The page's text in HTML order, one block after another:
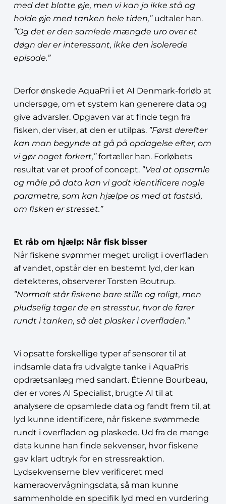
med det blotte øje, men vi kan jo ikke stå og
holde øje med tanken hele tiden,”udtaler han.
”Og det er den samlede mængde uro over et
døgn der er interessant, ikke den isolerede
episode.”
Derfor ønskede AquaPri i et AI Denmark-forløb at
undersøge, om et system kan generere data og
give advarsler. Opgaven var at finde tegn fra
fisken, der viser, at den er utilpas. ”Først derefter
kan man begynde at gå på opdagelse efter, om
vi gør noget forkert,”fortæller han. Forløbets
resultat var et proof of concept. ”Ved at opsamle
og måle på data kan vi godt identificere nogle
parametre, som kan hjælpe os med at fastslå,
om fisken er stresset.”
Et råb om hjælp: Når fisk bisser
Når fiskene svømmer meget uroligt i overfladen
af vandet, opstår der en bestemt lyd, der kan
detekteres, observerer Torsten Boutrup.
”Normalt står fiskene bare stille og roligt, men
pludselig tager de en stresstur, hvor de farer
rundt i tanken, så det plasker i overfladen.”
Vi opsatte forskellige typer af sensorer til at
indsamle data fra udvalgte tanke i AquaPris
opdrætsanlæg med sandart. Étienne Bourbeau,
der er vores AI Specialist, brugte AI til at
analysere de opsamlede data og fandt frem til, at
lyd kunne identificere, når fiskene svømmede
rundt i overfladen og plaskede. Ud fra de mange
data kunne han finde sekvenser, hvor fiskene
gav klart udtryk for en stressreaktion.
Lydsekvenserne blev verificeret med
kameraovervågningsdata, så man kunne
sammenholde en specifik lyd med en vurdering